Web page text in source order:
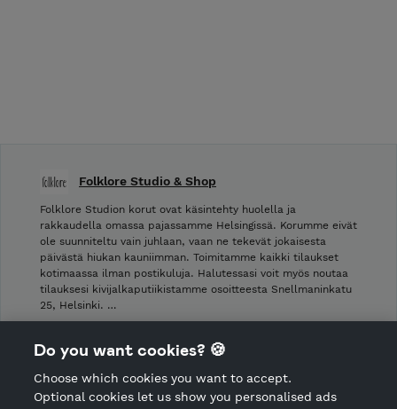
Folklore Studio & Shop
Folklore Studion korut ovat käsintehty huolella ja
rakkaudella omassa pajassamme Helsingissä. Korumme eivät
ole suunniteltu vain juhlaan, vaan ne tekevät jokaisesta
päivästä hiukan kauniimman. Toimitamme kaikki tilaukset
kotimaassa ilman postikuluja. Halutessasi voit myös noutaa
tilauksesi kivijalkaputiikistamme osoitteesta Snellmaninkatu
25, Helsinki. …
Cancellation policy
CANCEL ORDER
Do you want cookies? 🍪
Choose which cookies you want to accept.
Optional cookies let us show you personalised ads